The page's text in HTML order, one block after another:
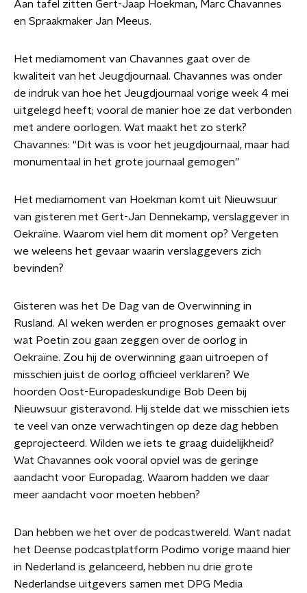
Aan tafel zitten Gert-Jaap Hoekman, Marc Chavannes
en Spraakmaker Jan Meeus.
Het mediamoment van Chavannes gaat over de
kwaliteit van het Jeugdjournaal. Chavannes was onder
de indruk van hoe het Jeugdjournaal vorige week 4 mei
uitgelegd heeft; vooral de manier hoe ze dat verbonden
met andere oorlogen. Wat maakt het zo sterk?
Chavannes: “Dit was is voor het jeugdjournaal, maar had
monumentaal in het grote journaal gemogen”
Het mediamoment van Hoekman komt uit Nieuwsuur
van gisteren met Gert-Jan Dennekamp, verslaggever in
Oekraïne. Waarom viel hem dit moment op? Vergeten
we weleens het gevaar waarin verslaggevers zich
bevinden?
Gisteren was het De Dag van de Overwinning in
Rusland. Al weken werden er prognoses gemaakt over
wat Poetin zou gaan zeggen over de oorlog in
Oekraïne. Zou hij de overwinning gaan uitroepen of
misschien juist de oorlog officieel verklaren? We
hoorden Oost-Europadeskundige Bob Deen bij
Nieuwsuur gisteravond. Hij stelde dat we misschien iets
te veel van onze verwachtingen op deze dag hebben
geprojecteerd. Wilden we iets te graag duidelijkheid?
Wat Chavannes ook vooral opviel was de geringe
aandacht voor Europadag. Waarom hadden we daar
meer aandacht voor moeten hebben?
Dan hebben we het over de podcastwereld. Want nadat
het Deense podcastplatform Podimo vorige maand hier
in Nederland is gelanceerd, hebben nu drie grote
Nederlandse uitgevers samen met DPG Media